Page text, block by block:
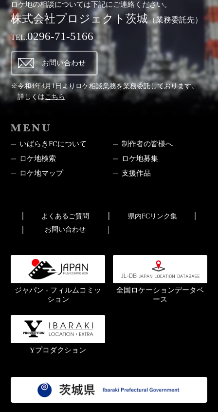
ロケ地の相談については下記にご連絡ください。
株式会社プロジェクト茨城（業務委託先）
TEL.0296-71-5166
お問い合わせ
※令和4年4月1日よりロケ相談業務を業務委託しております。
詳しくはこちら
いばらきFCについて
制作者の皆様へ
ロケ地検索
ロケ地募集
ロケ地マップ
支援作品
よくあるご質問
県内FCリンク集
お問い合わせ
ジャパン - フィルムコミッ
ション
全国ロケーションデータベ
ース
Yプロダクション